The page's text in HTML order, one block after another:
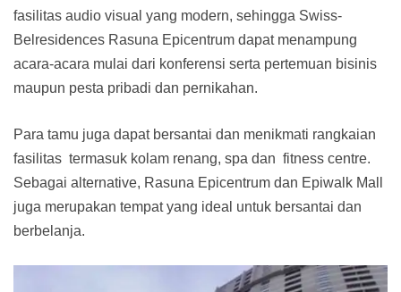
fasilitas audio visual yang modern, sehingga Swiss-
Belresidences Rasuna Epicentrum dapat menampung
acara-acara mulai dari konferensi serta pertemuan bisinis
maupun pesta pribadi dan pernikahan.
Para tamu juga dapat bersantai dan menikmati rangkaian
fasilitas termasuk kolam renang, spa dan fitness centre.
Sebagai alternative, Rasuna Epicentrum dan Epiwalk Mall
juga merupakan tempat yang ideal untuk bersantai dan
berbelanja.